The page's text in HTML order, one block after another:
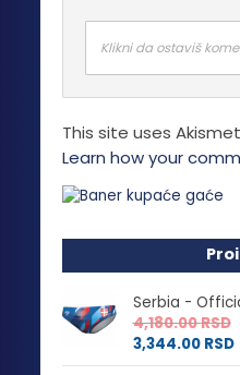
Klikni da ostaviš
This site uses
Learn how your
Serbia -
4,180.00RSD
3,344.00 RSD